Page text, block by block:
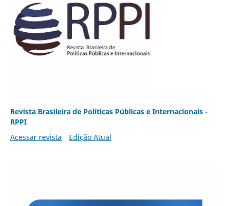
Revista Brasileira de Políticas Públicas e Internacionais -
RPPI
Acessar revista
Edição Atual